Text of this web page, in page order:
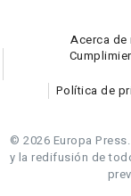
Acerca de
Política de
© 2026 Europa Press.
y la redifusión de